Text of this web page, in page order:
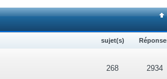
sujet(s)
268 2934